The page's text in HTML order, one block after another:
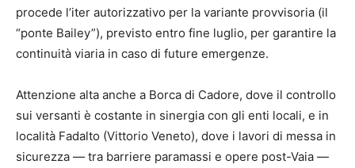
procede l’iter autorizzativo per la variante provvisoria (il
“ponte Bailey”), previsto entro fine luglio, per garantire la
continuità viaria in caso di future emergenze.
Attenzione alta anche a Borca di Cadore, dove il controllo
sui versanti è costante in sinergia con gli enti locali, e in
località Fadalto (Vittorio Veneto), dove i lavori di messa in
sicurezza — tra barriere paramassi e opere post-Vaia —